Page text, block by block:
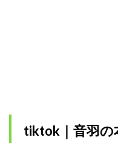
tiktok｜音羽の